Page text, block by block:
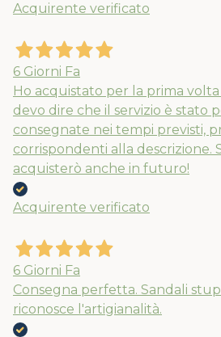
Acquirente verificato
6 Giorni Fa
Ho acquistato per la prima
devo dire che il servizio è stato
consegnate nei tempi previsti,
corrispondenti alla descrizione.
acquisterò anche in futuro!
Acquirente verificato
6 Giorni Fa
Consegna perfetta. Sandali
riconosce l'artigianalità.